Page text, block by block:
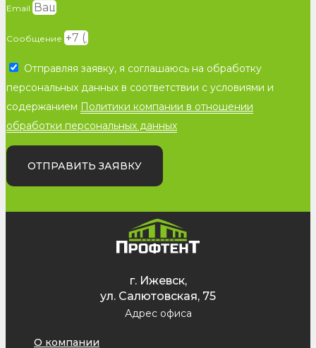
Email
Сообщение
Отправляя заявку, я соглашаюсь на обработку
персональных данных в соответствии с условиями и
содержанием Политики компании в отношении
обработки персональных данных
ОТПРАВИТЬ ЗАЯВКУ
г. Ижевск,
ул. Салютовская, 75
Адрес офиса
О компании